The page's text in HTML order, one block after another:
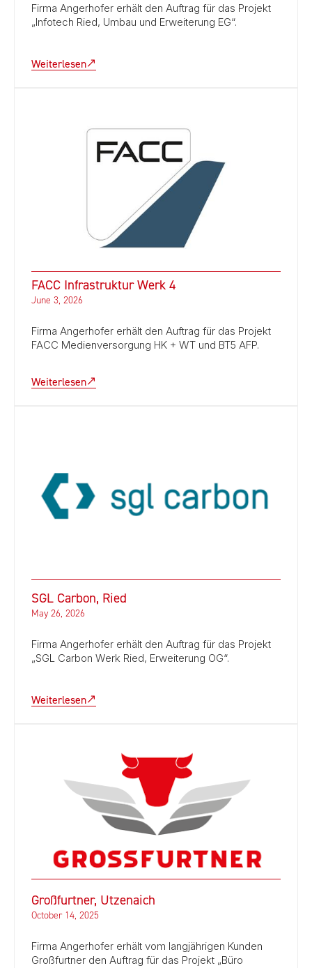
Firma Angerhofer erhält den Auftrag für das Projekt
„Infotech Ried, Umbau und Erweiterung EG“.
Weiterlesen
FACC Infrastruktur Werk 4
June 3, 2026
Firma Angerhofer erhält den Auftrag für das Projekt
FACC Medienversorgung HK + WT und BT5 AFP.
Weiterlesen
SGL Carbon, Ried
May 26, 2026
Firma Angerhofer erhält den Auftrag für das Projekt
„SGL Carbon Werk Ried, Erweiterung OG“.
Weiterlesen
Großfurtner, Utzenaich
October 14, 2025
Firma Angerhofer erhält vom langjährigen Kunden
Großfurtner den Auftrag für das Projekt „Büro